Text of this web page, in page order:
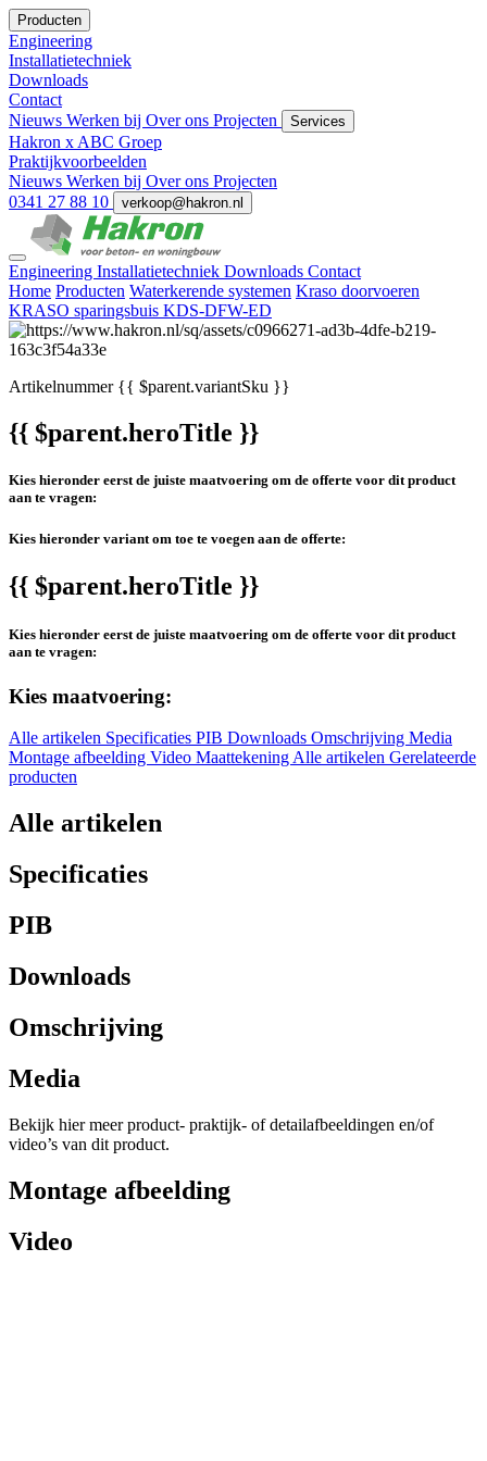
Producten
Engineering
Installatietechniek
Downloads
Contact
Nieuws Werken bij Over ons Projecten Services
Hakron x ABC Groep
Praktijkvoorbeelden
Nieuws Werken bij Over ons Projecten
0341 27 88 10
verkoop@hakron.nl
Engineering Installatietechniek Downloads Contact
Home Producten Waterkerende systemen Kraso doorvoeren
KRASO sparingsbuis KDS-DFW-ED
Artikelnummer{{ $parent.variantSku }}
{{ $parent.heroTitle }}
Kies hieronder eerst de juiste maatvoering om de offerte voor dit product
aan te vragen:
Kies hieronder variant om toe te voegen aan de offerte:
{{ $parent.heroTitle }}
Kies hieronder eerst de juiste maatvoering om de offerte voor dit product
aan te vragen:
Kies maatvoering:
Alle artikelen Specificaties PIB Downloads Omschrijving Media
Montage afbeelding Video MaattekeningAlle artikelen Gerelateerde
producten
Alle artikelen
Specificaties
PIB
Downloads
Omschrijving
Media
Bekijk hier meer product- praktijk- of detailafbeeldingen en/of
video’s van dit product.
Montage afbeelding
Video